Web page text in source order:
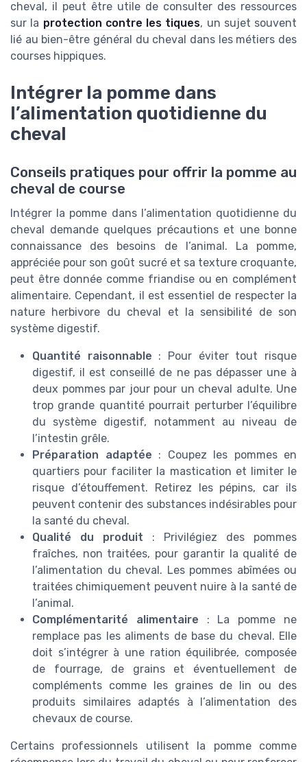
cheval, il peut être utile de consulter des ressources
sur la protection contre les tiques, un sujet souvent
lié au bien-être général du cheval dans les métiers des
courses hippiques.
Intégrer la pomme dans
l’alimentation quotidienne du
cheval
Conseils pratiques pour offrir la pomme au
cheval de course
Intégrer la pomme dans l’alimentation quotidienne du
cheval demande quelques précautions et une bonne
connaissance des besoins de l’animal. La pomme,
appréciée pour son goût sucré et sa texture croquante,
peut être donnée comme friandise ou en complément
alimentaire. Cependant, il est essentiel de respecter la
nature herbivore du cheval et la sensibilité de son
système digestif.
Quantité raisonnable : Pour éviter tout risque
digestif, il est conseillé de ne pas dépasser une à
deux pommes par jour pour un cheval adulte. Une
trop grande quantité pourrait perturber l’équilibre
du système digestif, notamment au niveau de
l’intestin grêle.
Préparation adaptée : Coupez les pommes en
quartiers pour faciliter la mastication et limiter le
risque d’étouffement. Retirez les pépins, car ils
peuvent contenir des substances indésirables pour
la santé du cheval.
Qualité du produit : Privilégiez des pommes
fraîches, non traitées, pour garantir la qualité de
l’alimentation du cheval. Les pommes abîmées ou
traitées chimiquement peuvent nuire à la santé de
l’animal.
Complémentarité alimentaire : La pomme ne
remplace pas les aliments de base du cheval. Elle
doit s’intégrer à une ration équilibrée, composée
de fourrage, de grains et éventuellement de
compléments comme les graines de lin ou des
produits similaires adaptés à l’alimentation des
chevaux de course.
Certains professionnels utilisent la pomme comme